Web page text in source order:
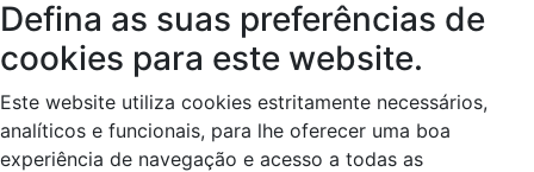
Defina as suas preferências de
cookies para este website.
Este website utiliza cookies estritamente necessários,
analíticos e funcionais, para lhe oferecer uma boa
experiência de navegação e acesso a todas as